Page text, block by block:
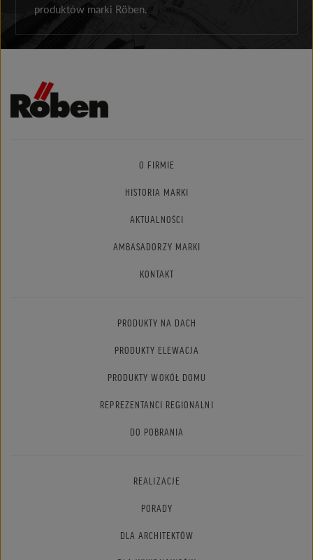
produktów marki Röben.
O FIRMIE
HISTORIA MARKI
AKTUALNOŚCI
AMBASADORZY MARKI
KONTAKT
PRODUKTY NA DACH
PRODUKTY ELEWACJA
PRODUKTY WOKÓŁ DOMU
REPREZENTANCI REGIONALNI
DO POBRANIA
REALIZACJE
PORADY
DLA ARCHITEKTÓW